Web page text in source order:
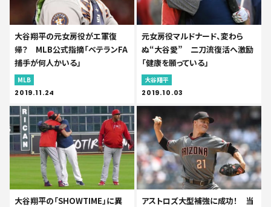
大谷翔平の元女房役がエ軍復
帰？ MLB公式指摘「ベテランFA
捕手が何人かいる」
MLB
2019.11.24
元女房役マルドナード、変わら
ぬ“大谷愛” 二刀流復活へ激励
「健康を願っている」
大谷翔平
2019.10.03
大谷翔平の「SHOWTIME」に異
アストロズ大型補強に成功！ 当